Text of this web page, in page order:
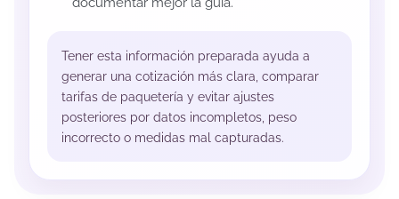
Tener esta información preparada ayuda a
generar una cotización más clara, comparar
tarifas de paquetería y evitar ajustes
posteriores por datos incompletos, peso
incorrecto o medidas mal capturadas.